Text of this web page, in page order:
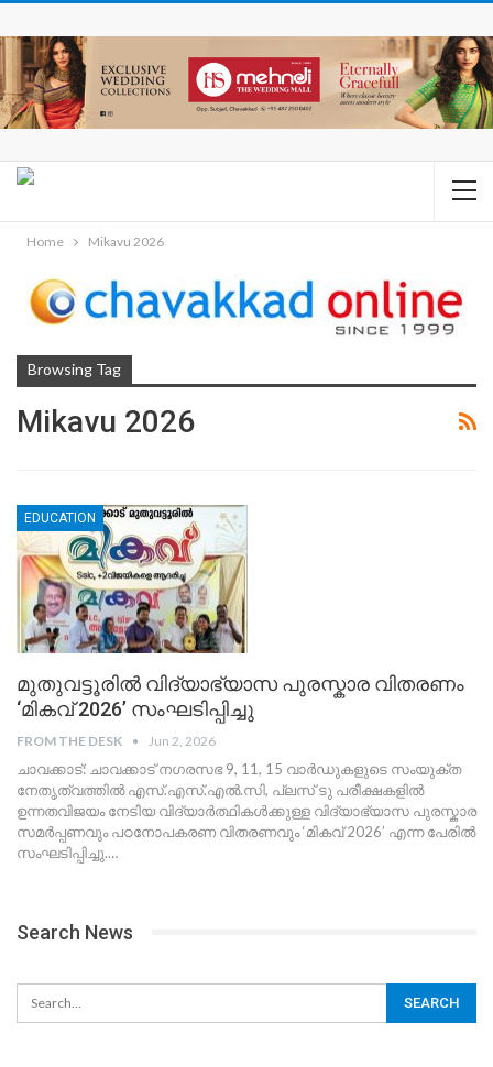
Home Mikavu 2026
Browsing Tag
Mikavu 2026
EDUCATION
മുതുവട്ടൂരിൽ വിദ്യാഭ്യാസ പുരസ്കാര വിതരണം
‘മികവ് 2026’ സംഘടിപ്പിച്ചു
FROM THE DESK Jun 2, 2026
ചാവക്കാട്: ചാവക്കാട് നഗരസഭ 9, 11, 15 വാർഡുകളുടെ സംയുക്ത
നേതൃത്വത്തിൽ എസ്.എസ്.എൽ.സി, പ്ലസ് ടു പരീക്ഷകളിൽ
ഉന്നതവിജയം നേടിയ വിദ്യാർത്ഥികൾക്കുള്ള വിദ്യാഭ്യാസ പുരസ്കാര
സമർപ്പണവും പഠനോപകരണ വിതരണവും ‘മികവ് 2026’ എന്ന പേരിൽ
സംഘടിപ്പിച്ചു.…
Search News